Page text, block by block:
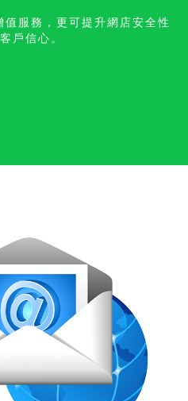
值服務，更可提升網店安全性
戶信心。